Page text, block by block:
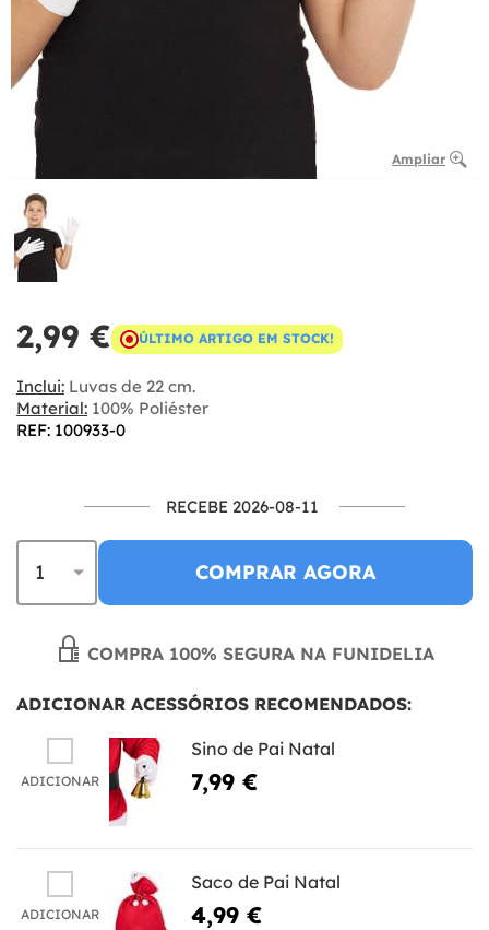
Ampliar
2,99 € ÚLTIMO ARTIGO EM STOCK!
Inclui: Luvas de 22 cm.
Material: 100% Poliéster
REF: 100933-0
RECEBE 2026-08-11
COMPRAR AGORA
COMPRA 100% SEGURA NA FUNIDELIA
ADICIONAR ACESSÓRIOS RECOMENDADOS:
ADICIONAR
Sino de Pai Natal
7,99 €
ADICIONAR
Saco de Pai Natal
4,99 €